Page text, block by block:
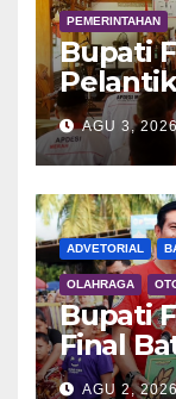
PEMERINTAHAN
Bupati
APDESI
AGU 3, 2026
ADVETORIAL
OLAHRAGA
Bupati
Final
2026
AGU 2,